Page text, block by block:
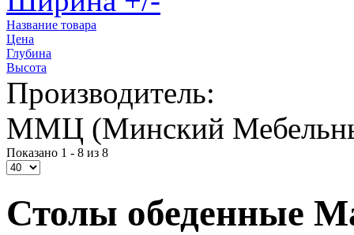
Название товара
Цена
Глубина
Высота
Производитель:
ММЦ (Минский
Показано 1 - 8 из 8
Столы обеденные